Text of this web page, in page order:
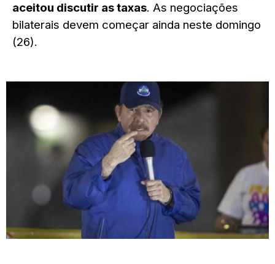
aceitou discutir as taxas. As negociações
bilaterais devem começar ainda neste domingo
(26).